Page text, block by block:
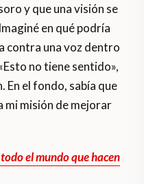
y que una visión se
en qué podría
contra una voz dentro
no tiene sentido»,
En el fondo, sabía que
mi misión de mejorar
el mundo que hacen